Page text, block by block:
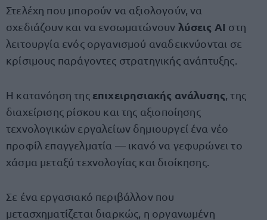
Στελέχη που μπορούν να αξιολογούν, να
σχεδιάζουν και να ενσωματώνουν λύσεις AI στη
λειτουργία ενός οργανισμού αναδεικνύονται σε
κρίσιμους παράγοντες στρατηγικής ανάπτυξης.
Η κατανόηση της επιχειρησιακής ανάλυσης , της
διαχείρισης ρίσκου και της αξιοποίησης
τεχνολογικών εργαλείων δημιουργεί ένα νέο
προφίλ επαγγελματία — ικανό να γεφυρώνει το
χάσμα μεταξύ τεχνολογίας και διοίκησης.
Σε ένα εργασιακό περιβάλλον που
μετασχηματίζεται διαρκώς, η οργανωμένη